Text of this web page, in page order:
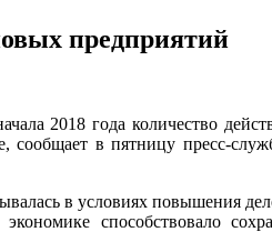
предприятий
2018 года количество
в пятницу пресс-
в условиях повышения
способствовало